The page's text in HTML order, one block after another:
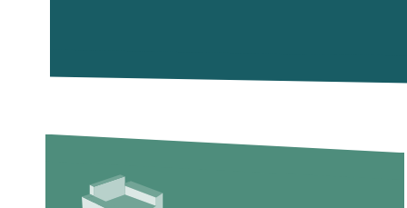
Colabora en la investigación, evaluación y